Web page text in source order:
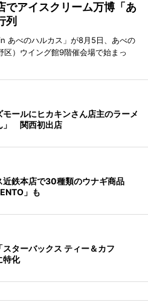
でアイスクリーム万博「あ
列
あべのハルカス」が8月5日、あべの
）ウイング館9階催会場で始まっ
ールにヒカキンさん店主のラーメ
」 関西初出店
近鉄本店で30種類のウナギ商品
」も
スターバックス ティー＆カフ
化